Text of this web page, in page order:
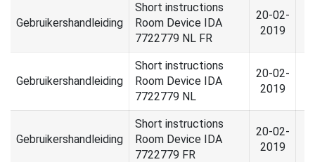
Gebruikershandleiding
Short instructions
Room Device IDA
7722779 NL FR
20-02-
2019
Gebruikershandleiding
Short instructions
Room Device IDA
7722779 NL
20-02-
2019
Gebruikershandleiding
Short instructions
Room Device IDA
7722779 FR
20-02-
2019